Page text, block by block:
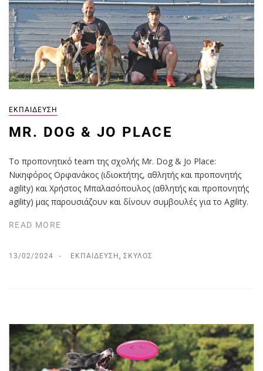
ΕΚΠΑΊΔΕΥΣΗ
MR. DOG & JO PLACE
Το προπονητικό team της σχολής Mr. Dog & Jo Place:
Νικηφόρος Ορφανάκος (ιδιοκτήτης, αθλητής και προπονητής
agility) και Χρήστος Μπαλασόπουλος (αθλητής και προπονητής
agility) μας παρουσιάζουν και δίνουν συμβουλές για το Agility.
READ MORE
13/02/2024 ΕΚΠΑΊΔΕΥΣΗ , ΣΚΎΛΟΣ